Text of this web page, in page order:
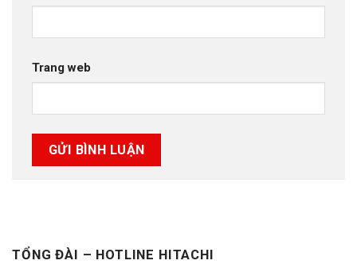
Trang web
TỔNG ĐÀI – HOTLINE HITACHI